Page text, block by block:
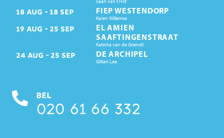
18 AUG 18 SEP FIEP WESTENDORP
Karen Willemse
19 AUG 25 SEP
EL AMIEN
SAAFTINGENSTRAAT
Katinka van de Griendt
24 AUG 25 SEP DE ARCHIPEL
Gillian Lee
BEL
020 61 66 332